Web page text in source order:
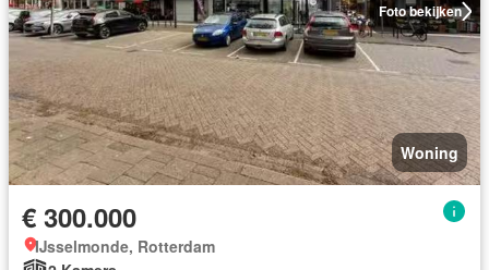
Foto bekijken
Woning
€ 300.000
IJsselmonde, Rotterdam